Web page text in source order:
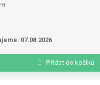
07.08.2026
Přidat do košíku